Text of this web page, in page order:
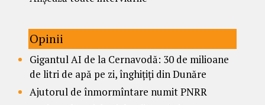
Opinii
Gigantul AI de la Cernavodă: 30 de milioane
de litri de apă pe zi, înghițiți din Dunăre
Ajutorul de înmormîntare numit PNRR